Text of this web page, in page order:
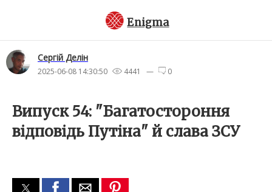
Enigma
Сергiй Делін
2025-06-08 14:30:50 4441 — 0
Випуск 54: "Багатостороння
відповідь Путіна" й слава ЗСУ